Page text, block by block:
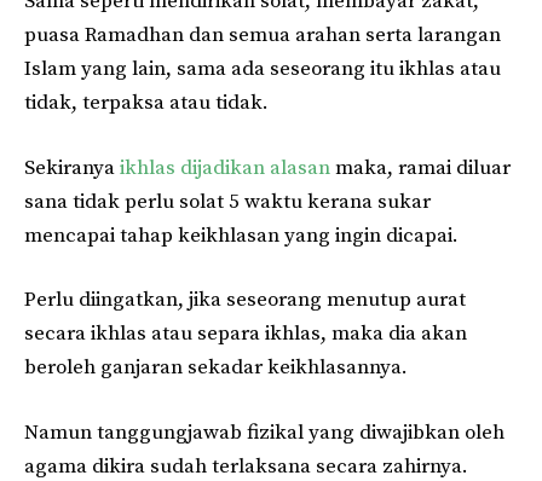
puasa Ramadhan dan semua arahan serta larangan
Islam yang lain, sama ada seseorang itu ikhlas atau
tidak, terpaksa atau tidak.
Sekiranyaikhlas dijadikan alasanmaka, ramai diluar
sana tidak perlu solat 5 waktu kerana sukar
mencapai tahap keikhlasan yang ingin dicapai.
Perlu diingatkan, jika seseorang menutup aurat
secara ikhlas atau separa ikhlas, maka dia akan
beroleh ganjaran sekadar keikhlasannya.
Namun tanggungjawab fizikal yang diwajibkan oleh
agama dikira sudah terlaksana secara zahirnya.